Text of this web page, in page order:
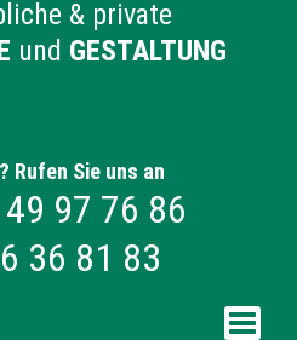
& private
und GESTALTUNG
Rufen Sie uns an
97 76 86
36 81 83